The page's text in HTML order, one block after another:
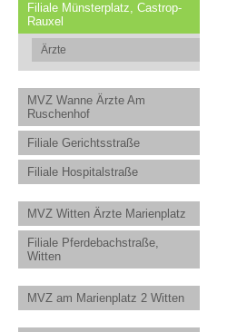
Filiale Münsterplatz, Castrop-
Rauxel
Ärzte
MVZ Wanne Ärzte Am
Ruschenhof
Filiale Gerichtsstraße
Filiale Hospitalstraße
MVZ Witten Ärzte Marienplatz
Filiale Pferdebachstraße,
Witten
MVZ am Marienplatz 2 Witten